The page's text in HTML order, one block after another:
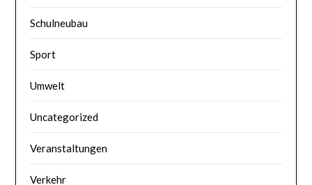
Schulneubau
Sport
Umwelt
Uncategorized
Veranstaltungen
Verkehr